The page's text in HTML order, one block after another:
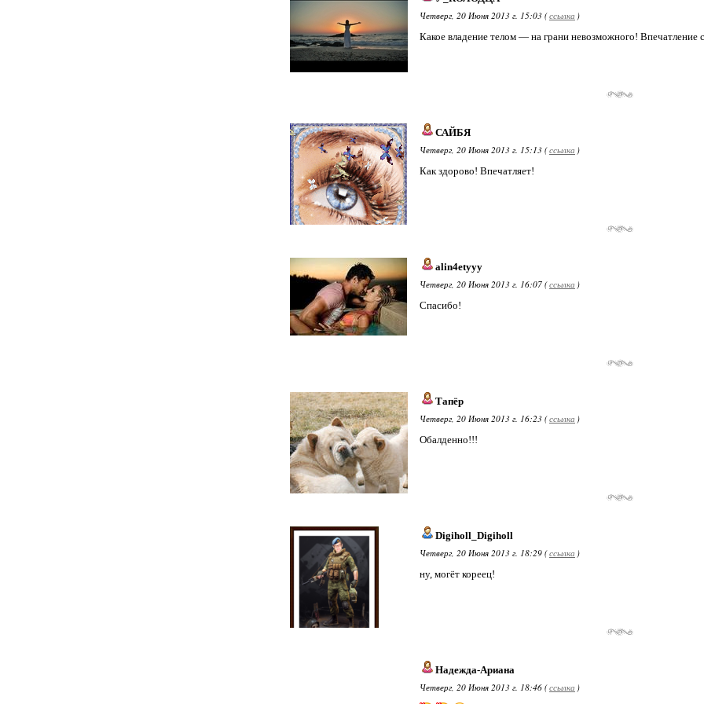
Четверг, 20 Июня 2013 г. 15:03 (ссылка )
Какое владение телом — на грани невозможного! Впечатление
САЙБЯ
Четверг, 20 Июня 2013 г. 15:13 (ссылка )
Как здорово! Впечатляет!
alin4etyyy
Четверг, 20 Июня 2013 г. 16:07 (ссылка )
Спасибо!
Тапёр
Четверг, 20 Июня 2013 г. 16:23 (ссылка )
Обалденно!!!
Digiholl_Digiholl
Четверг, 20 Июня 2013 г. 18:29 (ссылка )
ну, могёт кореец!
Надежда-Ариана
Четверг, 20 Июня 2013 г. 18:46 (ссылка )